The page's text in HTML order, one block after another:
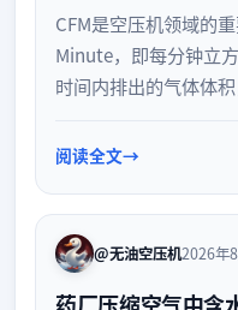
CFM是空压机领域的
Minute，即每分钟立
时间内排出的气体体
配气动工具与用气需
浪费或过小导致气压
维护的基础常识。
阅读全文
@无油空压机2026年